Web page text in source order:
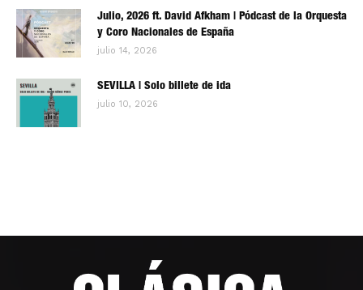
Julio, 2026 ft. David Afkham | Pódcast de la Orquesta
y Coro Nacionales de España
julio 14, 2026
SEVILLA | Solo billete de ida
julio 10, 2026